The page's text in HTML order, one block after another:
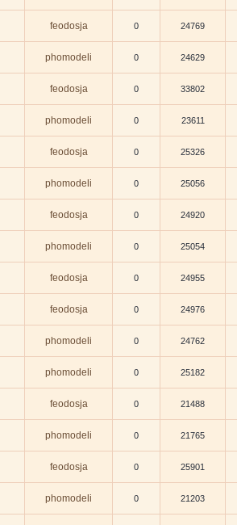
feodosja 0 24769
phomodeli 0 24629
feodosja 0 33802
phomodeli 0 23611
feodosja 0 25326
phomodeli 0 25056
feodosja 0 24920
phomodeli 0 25054
feodosja 0 24955
feodosja 0 24976
phomodeli 0 24762
phomodeli 0 25182
feodosja 0 21488
phomodeli 0 21765
feodosja 0 25901
phomodeli 0 21203